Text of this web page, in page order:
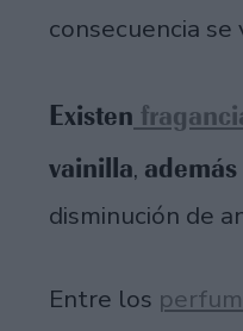
consecuencia
Existen
vainilla,
disminución de
Entre los